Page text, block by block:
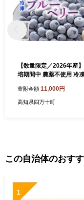
【数量限定／2026年産
培期間中 農薬不使用 冷
ブルーベリー ジャム ヨー
ルト スムージー パイ ス
寄附金額 11,000円
高知県四万十町
この自治体のおす
1